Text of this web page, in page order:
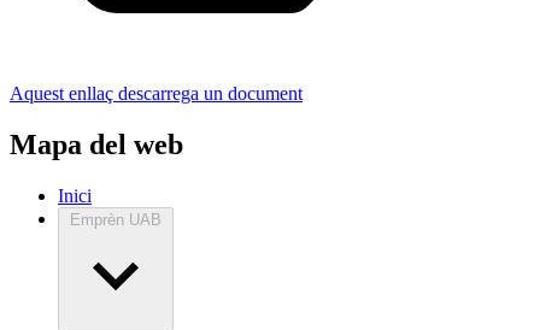
Aquest enllaç descarrega un document
Mapa del web
Inici
Emprèn UAB